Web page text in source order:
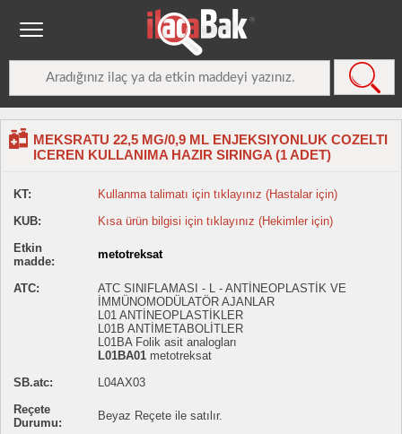
MEKSRATU 22,5 MG/0,9 ML ENJEKSIYONLUK COZELTI
ICEREN KULLANIMA HAZIR SIRINGA (1 ADET)
KT:
Kullanma talimatı için tıklayınız (Hastalar için)
KUB:
Kısa ürün bilgisi için tıklayınız (Hekimler için)
Etkin
madde:
metotreksat
ATC:
ATC SINIFLAMASI - L - ANTİNEOPLASTİK VE
İMMÜNOMODÜLATÖR AJANLAR
L01 ANTİNEOPLASTİKLER
L01B ANTİMETABOLİTLER
L01BA Folik asit analogları
L01BA01 metotreksat
SB.atc:
L04AX03
Reçete
Durumu:
Beyaz Reçete ile satılır.